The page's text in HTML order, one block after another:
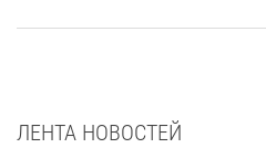
ЛЕНТА НОВОСТЕЙ